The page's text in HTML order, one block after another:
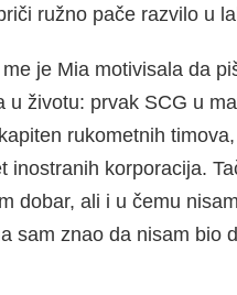
ružno pače razvilo u
je Mia motivisala da
u životu: prvak SCG u
rukometnih timova,
inostranih korporacija.
dobar, ali i u čemu
sam znao da nisam bio